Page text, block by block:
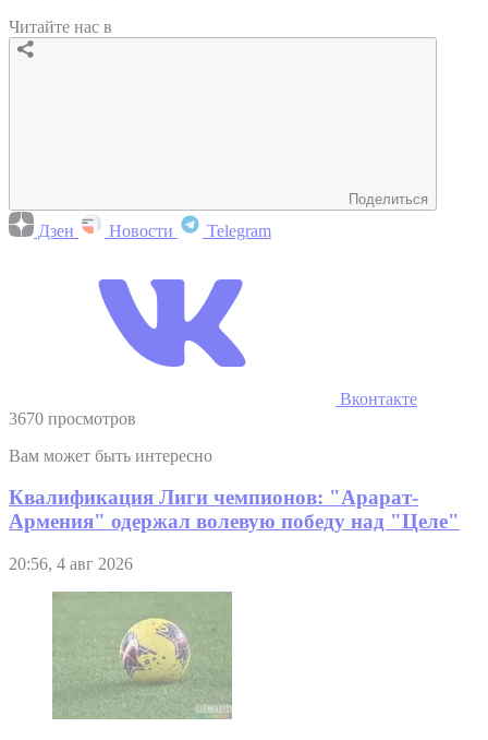
Читайте нас в
Поделиться
Дзен Новости Telegram
Вконтакте
3670 просмотров
Вам может быть интересно
Квалификация Лиги чемпионов: "Арарат-
Армения" одержал волевую победу над "Целе"
20:56, 4 авг 2026